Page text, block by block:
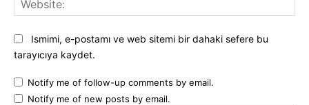
Ismimi, e-postamı ve web sitemi bir dahaki sefere bu
tarayıcıya kaydet.
Notify me of follow-up comments by email.
Notify me of new posts by email.